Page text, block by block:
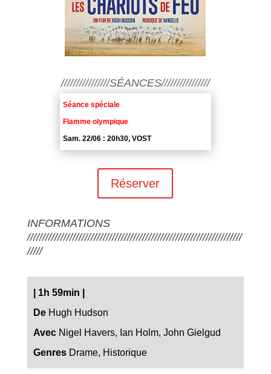
////////////////SÉANCES////////////////
Séance spéciale
Flamme olympique
Sam. 22/06 : 20h30, VOST
Réserver
INFORMATIONS
///////////////////////////////////////////////////////////////////////
/////
| 1h 59min |
DeHugh Hudson
AvecNigel Havers, Ian Holm, John Gielgud
GenresDrame, Historique